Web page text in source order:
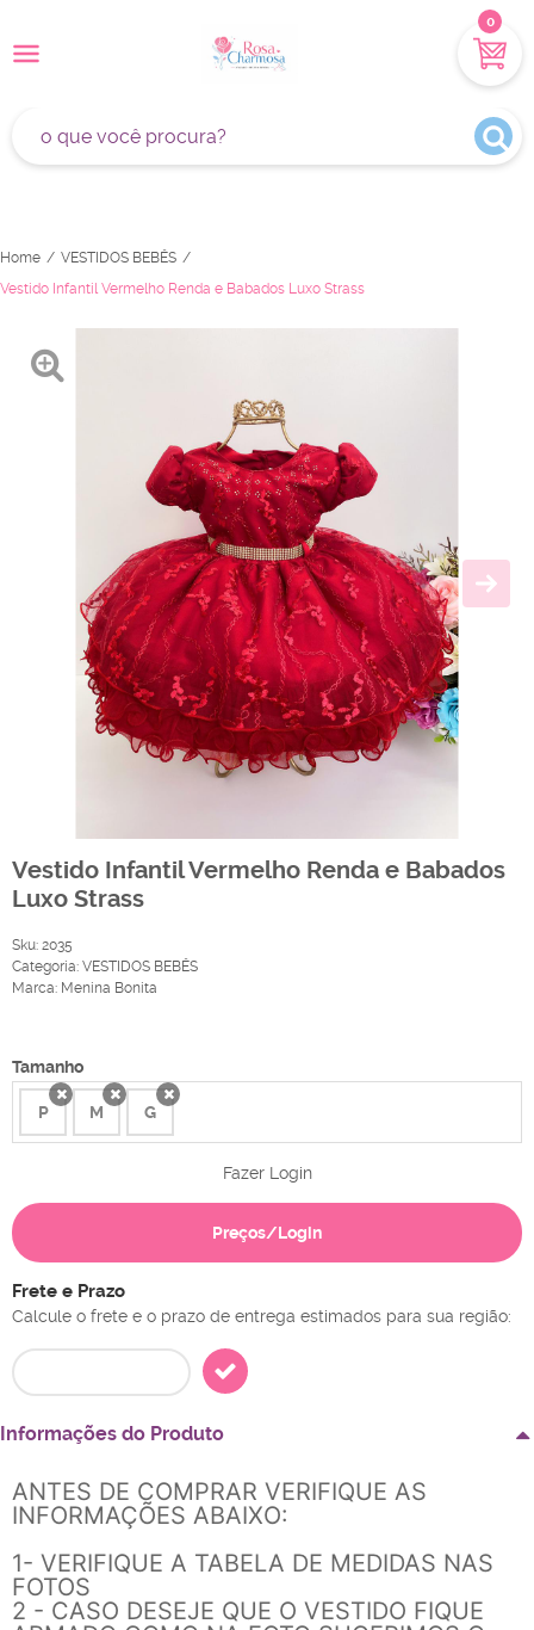
0
Home
VESTIDOS BEBÊS
Vestido Infantil Vermelho Renda e Babados Luxo Strass
Vestido Infantil Vermelho Renda e Babados
Luxo Strass
Sku: 2035
Categoria: VESTIDOS BEBÊS
Marca: Menina Bonita
Tamanho
P M G
Fazer Login
Preços/Login
Frete e Prazo
Calcule o frete e o prazo de entrega estimados para sua região:
Informações do Produto
ANTES DE COMPRAR VERIFIQUE AS
INFORMAÇÕES ABAIXO:
1- VERIFIQUE A TABELA DE MEDIDAS NAS
FOTOS
2 - CASO DESEJE QUE O VESTIDO FIQUE